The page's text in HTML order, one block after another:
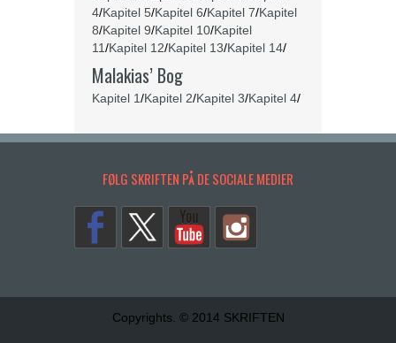
4/Kapitel 5/Kapitel 6/Kapitel 7/Kapitel
8/Kapitel 9/Kapitel 10/Kapitel
11/Kapitel 12/Kapitel 13/Kapitel 14/
Malakias’ Bog
Kapitel 1/Kapitel 2/Kapitel 3/Kapitel 4/
FØLG SKRIFTEN PÅ DE SOCIALE MEDIER
Copyrights. © 2014 SKRIFTEN